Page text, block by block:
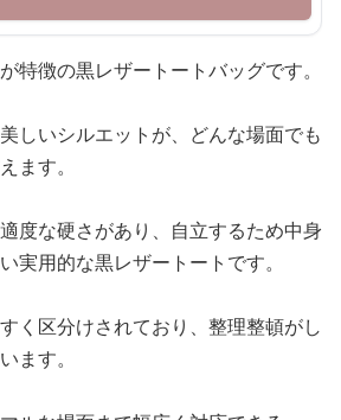
特徴の黒レザートートバッグです。
しいシルエットが、どんな場面でも
ます。
度な硬さがあり、自立するため中身
実用的な黒レザートートです。
く区分けされており、整理整頓がし
ます。